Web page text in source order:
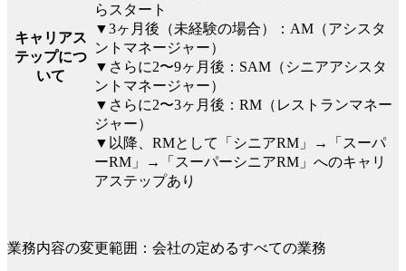
キャリアス
テップにつ
いて
らスタート
▼3ヶ月後（未経験の場合）：AM（アシスタ
ントマネージャー）
▼さらに2〜9ヶ月後：SAM（シニアアシスタ
ントマネージャー）
▼さらに2〜3ヶ月後：RM（レストランマネー
ジャー）
▼以降、RMとして「シニアRM」→「スーパ
ーRM」→「スーパーシニアRM」へのキャリ
アステップあり
業務内容の変更範囲：会社の定めるすべての業務